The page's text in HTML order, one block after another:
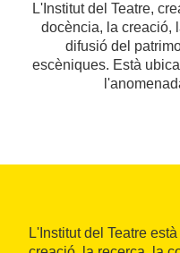
L'Institut del Teatre,
docència, la creació,
difusió del
escèniques. Està
L'Institut del Teatre